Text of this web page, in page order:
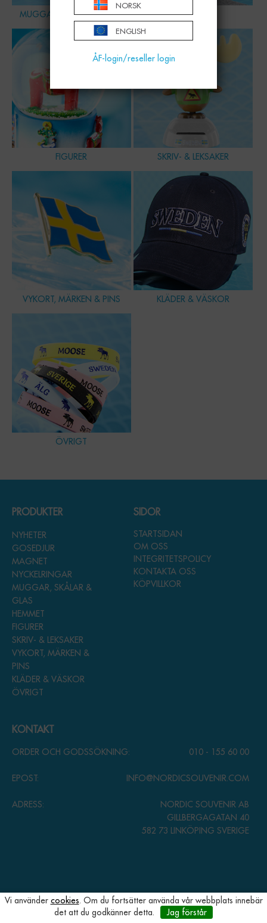
Vi använder cookies. Om du fortsätter använda vår webbplats innebär
det att du godkänner detta.
Jag förstår
MUGGAR, SKÅLAR & GLAS HEMMET
FIGURER SKRIV- & LEKSAKER
VYKORT, MÄRKEN & PINS KLÄDER & VÄSKOR
ÖVRIGT
PRODUKTER
NYHETER
GOSEDJUR
MAGNET
NYCKELRINGAR
MUGGAR, SKÅLAR &
GLAS
HEMMET
FIGURER
SKRIV- & LEKSAKER
VYKORT, MÄRKEN &
PINS
KLÄDER & VÄSKOR
ÖVRIGT
SIDOR
STARTSIDAN
OM OSS
INTEGRITETSPOLICY
KONTAKTA OSS
KÖPVILLKOR
KONTAKT
ORDER OCH GODSSÖKNING: 010 - 155 60 00
EPOST: INFO@NORDICSOUVENIR.COM
ADRESS:
NORDIC SOUVENIR AB
GILLBERGAGATAN 40
582 73 LINKÖPING SVERIGE
NORSK
ENGLISH
ÅF-login/reseller login